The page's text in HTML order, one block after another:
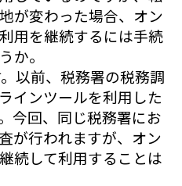
が変わった場合、オン
用を継続するには手続
か。
以前、税務署の税務調
インツールを利用した
今回、同じ税務署にお
が行われますが、オン
続して利用することは